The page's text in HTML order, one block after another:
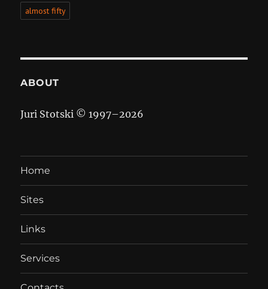
almost fifty
ABOUT
Juri Stotski © 1997–2026
Home
Sites
Links
Services